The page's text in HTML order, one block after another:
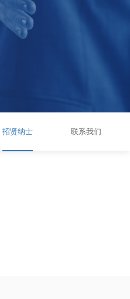
招贤纳士 联系我们